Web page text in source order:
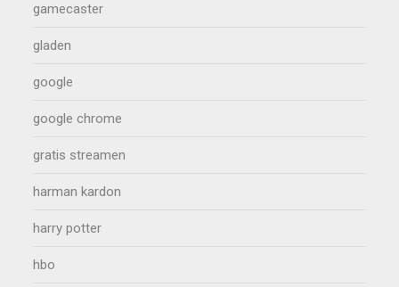
gamecaster
gladen
google
google chrome
gratis streamen
harman kardon
harry potter
hbo